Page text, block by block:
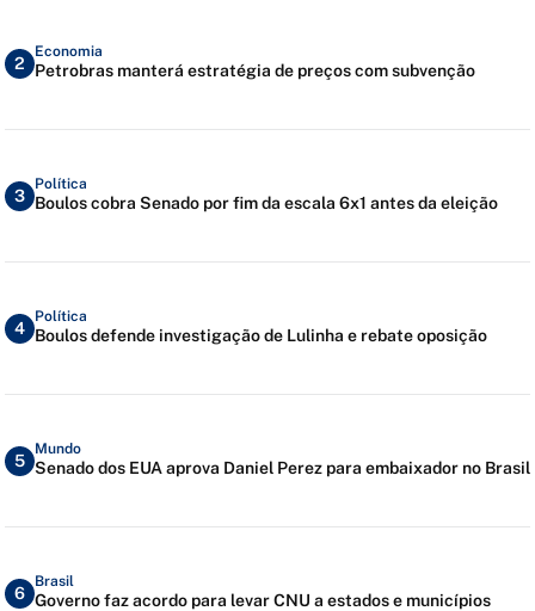
2
Economia
Petrobras manterá estratégia de preços com subvenção
3
Política
Boulos cobra Senado por fim da escala 6x1 antes da eleição
4
Política
Boulos defende investigação de Lulinha e rebate oposição
5
Mundo
Senado dos EUA aprova Daniel Perez para embaixador no Brasil
6
Brasil
Governo faz acordo para levar CNU a estados e municípios